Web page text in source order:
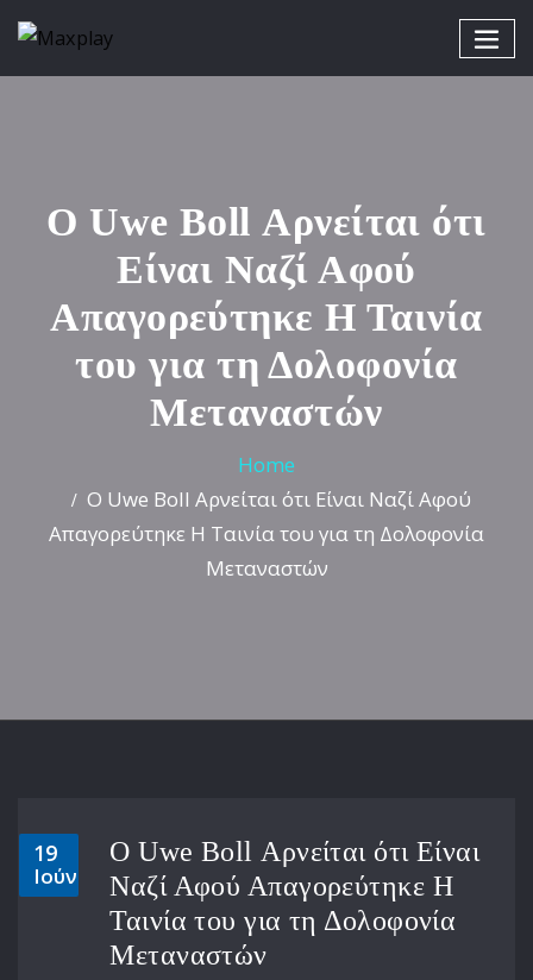
Ο Uwe Boll Αρνείται ότι
Είναι Ναζί Αφού
Απαγορεύτηκε Η Ταινία
του για τη Δολοφονία
Μεταναστών
Home
Ο Uwe Boll Αρνείται ότι Είναι Ναζί Αφού
Απαγορεύτηκε Η Ταινία του για τη Δολοφονία
Μεταναστών
19
Ιούν
Ο Uwe Boll Αρνείται ότι Είναι
Ναζί Αφού Απαγορεύτηκε Η
Ταινία του για τη Δολοφονία
Μεταναστών